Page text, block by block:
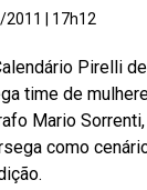
| 17h12
Pirelli
time de
Mario
como